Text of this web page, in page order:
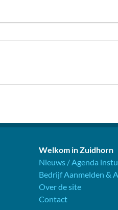
Welkom in Zuidhorn
Nieuws / Agenda
Bedrijf Aanmelden &
Over de site
Contact